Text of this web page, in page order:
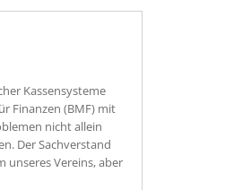
Kassensysteme
Finanzen (BMF) mit
nicht allein
Der Sachverstand
unseres Vereins, aber